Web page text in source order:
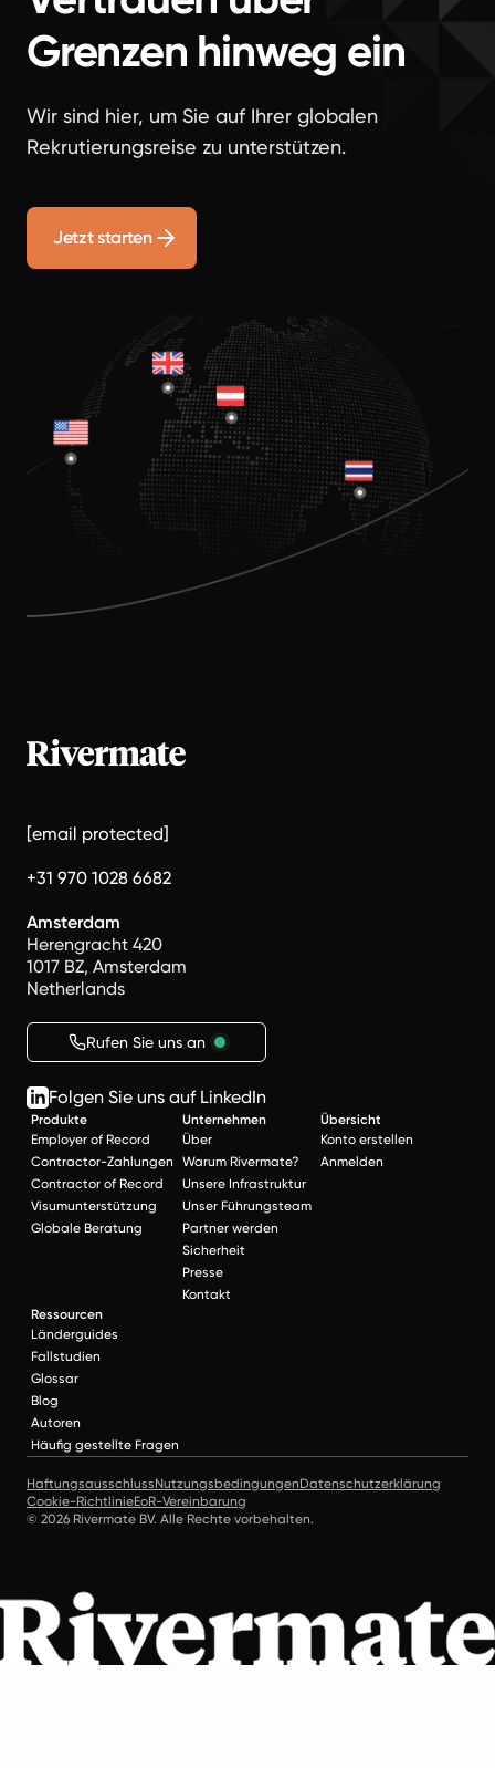
Grenzen hinweg ein
Wir sind hier, um Sie auf Ihrer globalen
Rekrutierungsreise zu unterstützen.
Jetzt starten
[email protected]
+31 970 1028 6682
Amsterdam
Herengracht 420
1017 BZ, Amsterdam
Netherlands
Rufen Sie uns an
Folgen Sie uns auf LinkedIn
Produkte
Employer of Record
Contractor-Zahlungen
Contractor of Record
Visumunterstützung
Globale Beratung
Unternehmen
Über
Warum Rivermate?
Unsere Infrastruktur
Unser Führungsteam
Partner werden
Sicherheit
Presse
Kontakt
Übersicht
Konto erstellen
Anmelden
Ressourcen
Länderguides
Fallstudien
Glossar
Blog
Autoren
Häufig gestellte Fragen
HaftungsausschlussNutzungsbedingungenDatenschutzerklärung
Cookie-RichtlinieEoR-Vereinbarung
© 2026 Rivermate BV. Alle Rechte vorbehalten.